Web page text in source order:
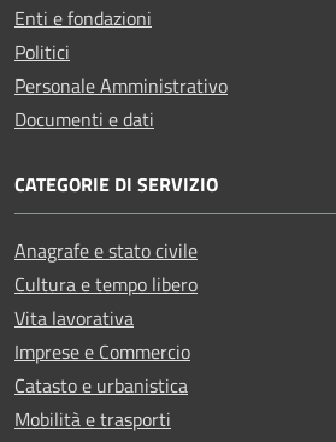
Enti e fondazioni
Politici
Personale Amministrativo
Documenti e dati
CATEGORIE DI SERVIZIO
Anagrafe e stato civile
Cultura e tempo libero
Vita lavorativa
Imprese e Commercio
Catasto e urbanistica
Mobilità e trasporti